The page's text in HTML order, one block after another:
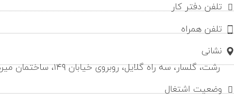
تلفن دفتر کار
تلفن همراه
نشانی
رشت، گلسار، سه راه گلایل، روبروی خیابان ۱۴۹، ساختمان میرداماد، طبقه ۴
وضعیت اشتغال